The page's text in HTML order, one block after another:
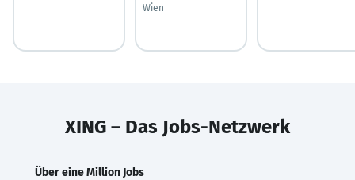
Wien
XING – Das Jobs-Netzwerk
Über eine Million Jobs